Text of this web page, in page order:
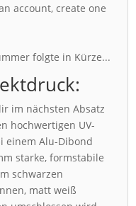
account, create one
folgte in Kürze...
im nächsten Absatz
hochwertigen UV-
einem Alu-Dibond
starke, formstabile
schwarzen
matt weiß